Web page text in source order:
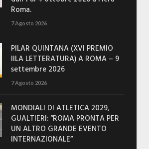
Roma.
7 Agosto 2026
PILAR QUINTANA (XVI PREMIO
IILA LETTERATURA) A ROMA – 9
settembre 2026
7 Agosto 2026
MONDIALI DI ATLETICA 2029,
GUALTIERI: “ROMA PRONTA PER
UN ALTRO GRANDE EVENTO
INTERNAZIONALE”